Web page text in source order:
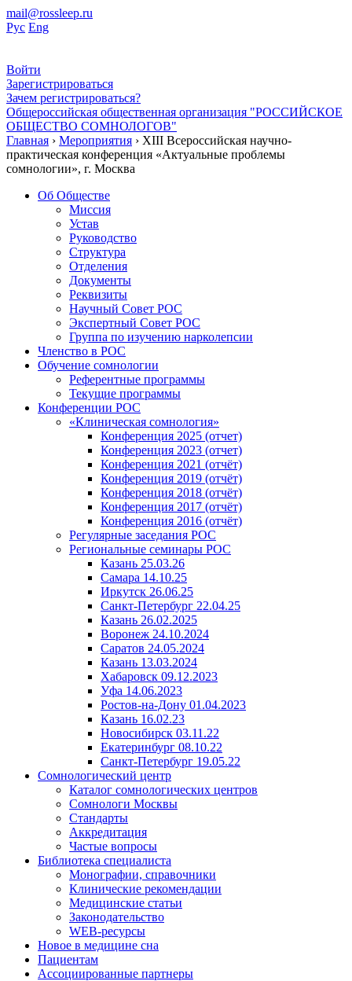
mail@rossleep.ru
Рус Eng
Войти
Зарегистрироваться
Зачем регистрироваться?
Общероссийская общественная организация "РОССИЙСКОЕ
ОБЩЕСТВО СОМНОЛОГОВ"
Главная › Мероприятия › XIII Всероссийская научно-
практическая конференция «Актуальные проблемы
сомнологии», г. Москва
Об Обществе
Миссия
Устав
Руководство
Структура
Отделения
Документы
Реквизиты
Научный Совет РОС
Экспертный Совет РОС
Группа по изучению нарколепсии
Членство в РОС
Обучение сомнологии
Референтные программы
Текущие программы
Конференции РОС
«Клиническая сомнология»
Конференция 2025 (отчет)
Конференция 2023 (отчет)
Конференция 2021 (отчёт)
Конференция 2019 (отчёт)
Конференция 2018 (отчёт)
Конференция 2017 (отчёт)
Конференция 2016 (отчёт)
Регулярные заседания РОС
Региональные семинары РОС
Казань 25.03.26
Самара 14.10.25
Иркутск 26.06.25
Санкт-Петербург 22.04.25
Казань 26.02.2025
Воронеж 24.10.2024
Саратов 24.05.2024
Казань 13.03.2024
Хабаровск 09.12.2023
Уфа 14.06.2023
Ростов-на-Дону 01.04.2023
Казань 16.02.23
Новосибирск 03.11.22
Екатеринбург 08.10.22
Санкт-Петербург 19.05.22
Сомнологический центр
Каталог сомнологических центров
Сомнологи Москвы
Стандарты
Аккредитация
Частые вопросы
Библиотека специалиста
Монографии, справочники
Клинические рекомендации
Медицинские статьи
Законодательство
WEB-ресурсы
Новое в медицине сна
Пациентам
Ассоциированные партнеры